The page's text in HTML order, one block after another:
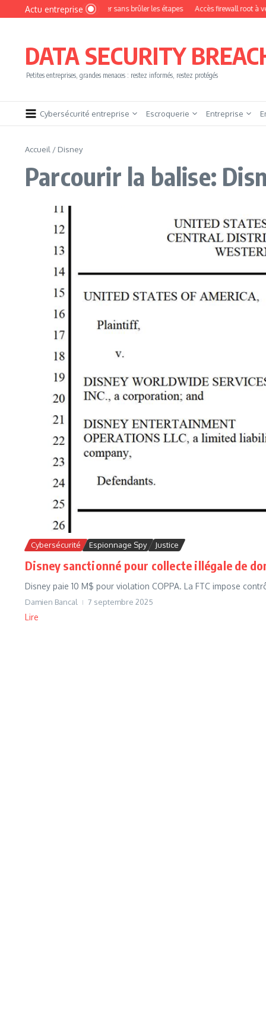
Aller au contenu
Actu entreprise
devenir pentester sans brûler les étapes Accès firewall root à vendre !
DATA SECURITY
Petites entreprises, grandes menaces : restez informés, restez protégés
Cybersécurité entreprise Escroquerie Entreprise
Accueil / Disney
Parcourir la balise:
Cybersécurité Espionnage Spy Justice
Disney sanctionné pour collecte illégale de
Disney paie 10 M$ pour violation COPPA. La FTC impose
Damien Bancal 7 septembre 2025
Lire